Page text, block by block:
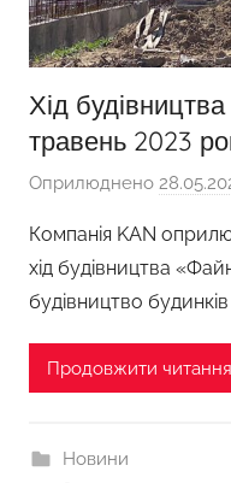
Хід
травень 2023
Оприлюднено
Компанія KAN
хід будівництва
будівництво
Продовжити читання
Новини